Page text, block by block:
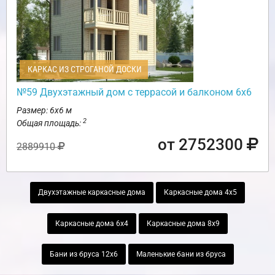
КАРКАС ИЗ СТРОГАНОЙ ДОСКИ
№59 Двухэтажный дом с террасой и балконом 6х6
Размер: 6х6 м
Общая площадь: 2
2889910 от 2752300
Двухэтажные каркасные дома Каркасные дома 4х5
Каркасные дома 6х4 Каркасные дома 8х9
Бани из бруса 12х6 Маленькие бани из бруса